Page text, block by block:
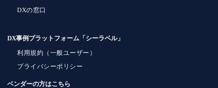
DXの窓口
DX事例プラットフォーム「シーラベル」
利用規約（一般ユーザー）
プライバシーポリシー
ベンダーの方はこちら